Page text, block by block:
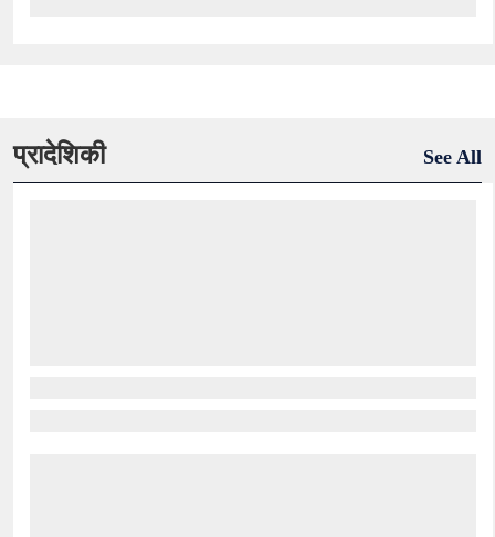
प्रादेशिकी See All